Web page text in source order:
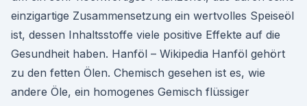
einzigartige Zusammensetzung ein wertvolles Speiseöl
ist, dessen Inhaltsstoffe viele positive Effekte auf die
Gesundheit haben. Hanföl – Wikipedia Hanföl gehört
zu den fetten Ölen. Chemisch gesehen ist es, wie
andere Öle, ein homogenes Gemisch flüssiger